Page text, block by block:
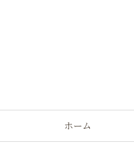
ホーム